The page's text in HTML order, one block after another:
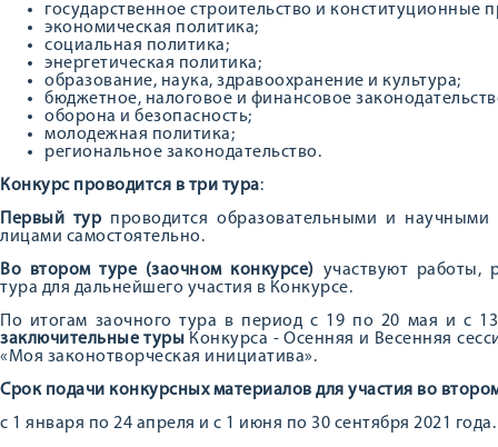
государственное строительство и конституционные
экономическая политика;
социальная политика;
энергетическая политика;
образование, наука, здравоохранение и культура;
бюджетное, налоговое и финансовое
оборона и безопасность;
молодежная политика;
региональное законодательство.
Конкурс проводится в три тура:
Первый тур проводится образовательными и
лицами самостоятельно.
Во втором туре (заочном конкурсе) участвуют работы,
тура для дальнейшего участия в Конкурсе.
По итогам заочного тура в период с 19 по 20 мая и с
заключительные туры Конкурса - Осенняя и Весенняя
«Моя законотворческая инициатива».
Срок подачи конкурсных материалов для участия во
с 1 января по 24 апреля и с 1 июня по 30 сентября 2021 года.